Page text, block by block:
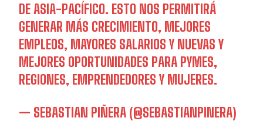
DE ASIA-PACÍFICO. ESTO NOS PERMITIRÁ
GENERAR MÁS CRECIMIENTO, MEJORES
EMPLEOS, MAYORES SALARIOS Y NUEVAS Y
MEJORES OPORTUNIDADES PARA PYMES,
REGIONES, EMPRENDEDORES Y MUJERES.
— SEBASTIAN PIÑERA (@SEBASTIANPINERA)